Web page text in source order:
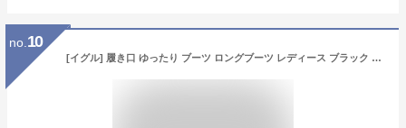
no. 10
[イグル] 履き口 ゆったり ブーツ ロングブーツ レディース ブラック エンジニアブーツ 大きいサイズ 大きいサイズ 筒周り ゆったり ブーツ ふくらはぎ ロングブーツ ぺたんこ ロング 太ヒール チャンキー 24.0cm ジョッキーブーツ 黒 レディースブーツ 秋冬